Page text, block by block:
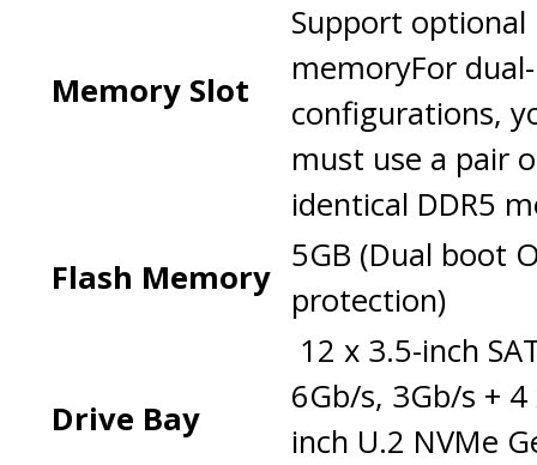
Memory Slot
Support optional
memoryFor
configurations,
must use a pair
identical DDR5
Flash Memory
5GB (Dual boot
protection)
Drive Bay
12 x 3.5-inch
6Gb/s, 3Gb/s + 4
inch U.2 NVMe